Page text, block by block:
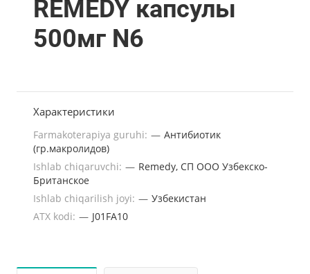
REMEDY капсулы
500мг N6
Характеристики
Farmakoterapiya guruhi: — Антибиотик
(гр.макролидов)
Ishlab chiqaruvchi: — Remedy, СП ООО Узбекско-
Британское
Ishlab chiqarilish joyi: — Узбекистан
ATX kodi: — J01FA10